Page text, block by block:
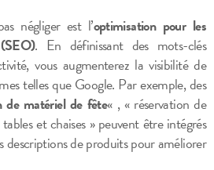
négliger est l’optimisation pour les
. En définissant des mots-clés
vous augmenterez la visibilité de
telles que Google. Par exemple, des
de matériel de fête« , « réservation de
et chaises » peuvent être intégrés
descriptions de produits pour améliorer